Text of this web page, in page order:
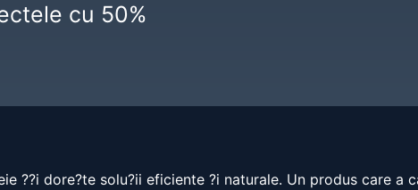
cu 50%
??i dore?te solu?ii eficiente ?i naturale. Un produs care a